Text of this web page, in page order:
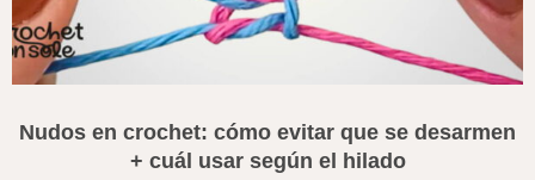
Nudos en crochet: cómo evitar que se desarmen
+ cuál usar según el hilado